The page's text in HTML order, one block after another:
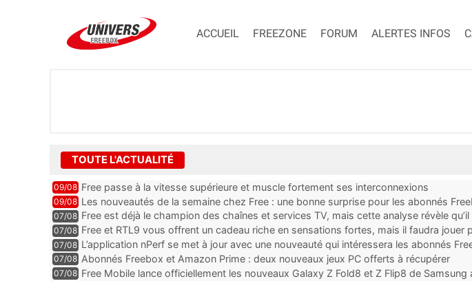
ACCUEIL FREEZONE FORUM ALERTES INFOS
TOUTE L'ACTUALITÉ
09/08 Free passe à la vitesse supérieure et muscle fortement ses interconnexions
09/08 Les nouveautés de la semaine chez Free : une bonne surprise pour les abonnés
Ultra, un mail important e...
07/08 Free est déjà le champion des chaînes et services TV, mais cette analyse révèle qu’il
encore au moin...
07/08 Free et RTL9 vous offrent un cadeau riche en sensations fortes, mais il faudra jouer
l’obtenir
07/08 L’application nPerf se met à jour avec une nouveauté qui intéressera les abonnés
Mobile, Orange, SFR ...
07/08 Abonnés Freebox et Amazon Prime : deux nouveaux jeux PC offerts à récupérer
07/08 Free Mobile lance officiellement les nouveaux Galaxy Z Fold8 et Z Flip8 de Samsung